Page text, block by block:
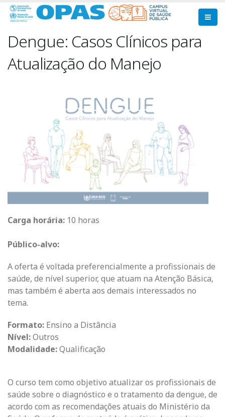
Pular
para
conteúdo
principal
Dengue: Casos Clínicos para
Atualização do Manejo
Carga horária: 10 horas
Público-alvo:
A oferta é voltada preferencialmente a profissionais de
saúde, de nível superior, que atuam na Atenção Básica,
mas também é aberta aos demais interessados no
tema.
Formato: Ensino a Distância
Nível:Outros
Modalidade:Qualificação
O curso tem como objetivo atualizar os profissionais de
saúde sobre o diagnóstico e o tratamento da dengue, de
acordo com as recomendações atuais do Ministério da